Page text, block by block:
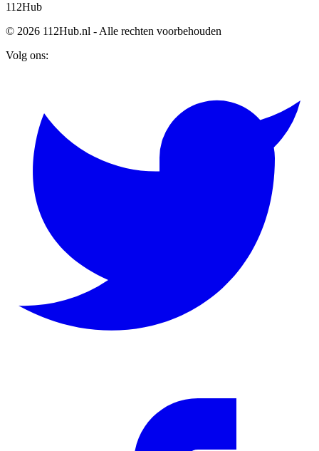
112Hub
© 2026 112Hub.nl - Alle rechten voorbehouden
Volg ons: